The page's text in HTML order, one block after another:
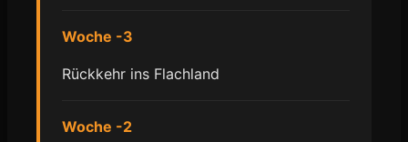
Woche -3
Rückkehr ins Flachland
Woche -2